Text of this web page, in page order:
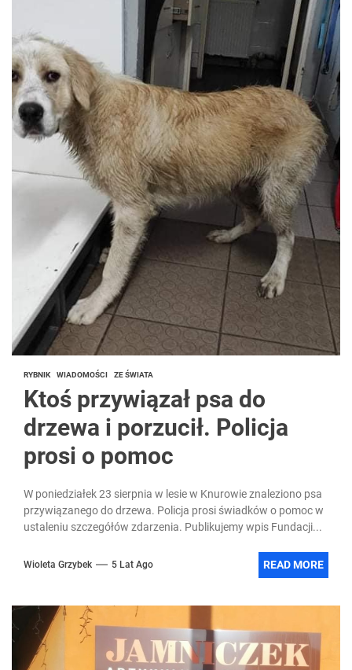
RYBNIK WIADOMOŚCI ZE ŚWIATA
Ktoś przywiązał psa do
drzewa i porzucił. Policja
prosi o pomoc
W poniedziałek 23 sierpnia w lesie w Knurowie znaleziono psa
przywiązanego do drzewa. Policja prosi świadków o pomoc w
ustaleniu szczegółów zdarzenia. Publikujemy wpis Fundacji...
Wioleta Grzybek 5 Lat Ago READ MORE